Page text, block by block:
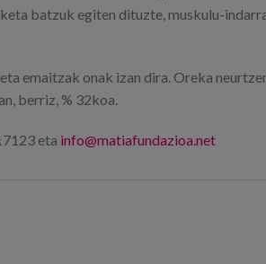
batzuk egiten dituzte, muskulu-
emaitzak onak izan dira. Oreka
berriz, % 32koa.
eta info@matiafundazioa.net